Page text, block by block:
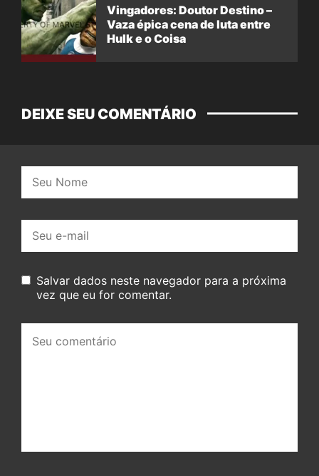
Vingadores: Doutor Destino –
Vaza épica cena de luta entre
Hulk e o Coisa
DEIXE SEU COMENTÁRIO
mail:
Salvar dados neste navegador para a próxima
vez que eu for comentar.
comentário: